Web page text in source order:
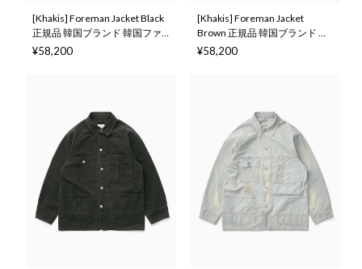
[Khakis] Foreman Jacket Black
正規品 韓国ブランド 韓国ファ
ッション 韓国代行 カーキス 日
¥58,200
[Khakis] Foreman Jacket
Brown 正規品 韓国ブランド 韓
国ファッション 韓国代行 カー
¥58,200